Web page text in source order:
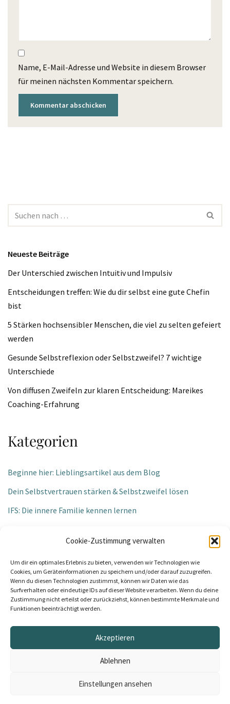
Cookie-Zustimmung verwalten
Um dir ein optimales Erlebnis zu bieten, verwenden wir Technologien wie
Cookies, um Geräteinformationen zu speichern und/oder darauf zuzugreifen.
Wenn du diesen Technologien zustimmst, können wir Daten wie das
Surfverhalten oder eindeutige IDs auf dieser Website verarbeiten. Wenn du deine
Zustimmung nicht erteilst oder zurückziehst, können bestimmte Merkmale und
Funktionen beeinträchtigt werden.
Akzeptieren
Ablehnen
Einstellungen ansehen
Name, E-Mail-Adresse und Website in diesem Browser
für meinen nächsten Kommentar speichern.
Neueste Beiträge
Der Unterschied zwischen Intuitiv und Impulsiv
Entscheidungen treffen: Wie du dir selbst eine gute Chefin
bist
5 Stärken hochsensibler Menschen, die viel zu selten gefeiert
werden
Gesunde Selbstreflexion oder Selbstzweifel? 7 wichtige
Unterschiede
Von diffusen Zweifeln zur klaren Entscheidung: Mareikes
Coaching-Erfahrung
Kategorien
Beginne hier: Lieblingsartikel aus dem Blog
Dein Selbstvertrauen stärken & Selbstzweifel lösen
IFS: Die innere Familie kennen lernen
Persönliche Einblicke
Sensibilität & sanfte Stärke
| Präsentiert von
Datenschutzerklärung
Impressum